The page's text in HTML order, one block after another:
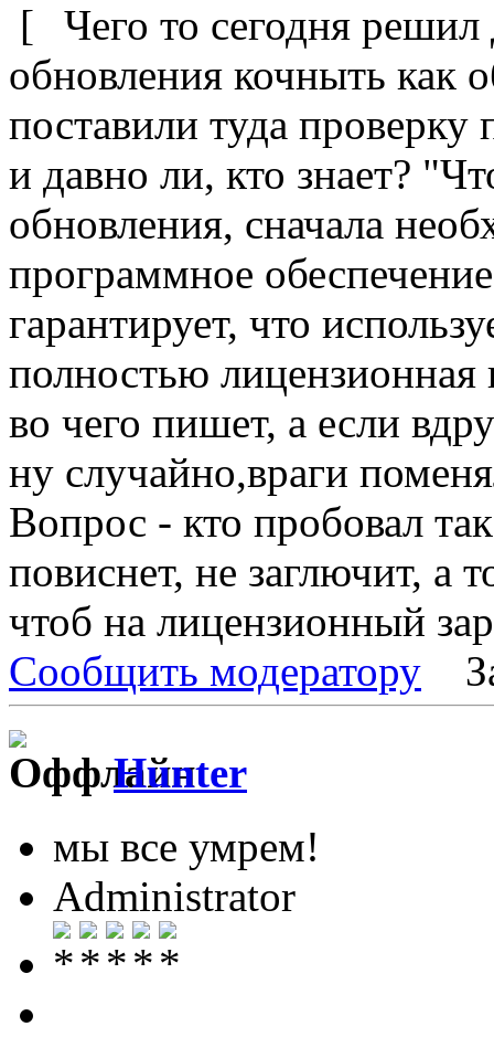
Чего то сегодня
обновления кочныть как
поставили туда проверку
и давно ли, кто знает?
обновления, сначала
программное
гарантирует, что
полностью
во чего пишет, а если
ну случайно,враги
Вопрос - кто пробовал
повиснет, не заглючит, а
чтоб на лицензионный
Сообщить модератору
Hunter
мы все умрем!
Administrator